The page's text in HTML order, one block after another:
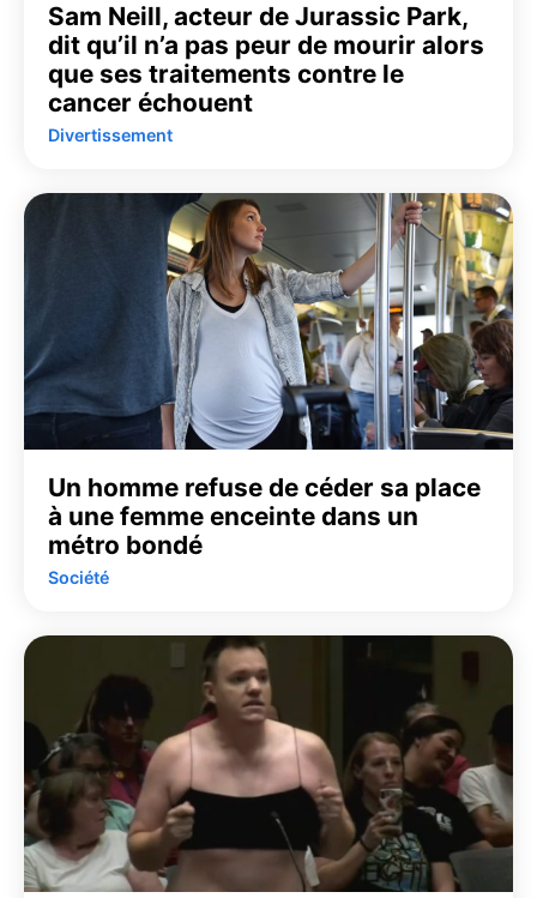
Sam Neill, acteur de Jurassic Park,
dit qu’il n’a pas peur de mourir alors
que ses traitements contre le
cancer échouent
Divertissement
Un homme refuse de céder sa place
à une femme enceinte dans un
métro bondé
Société